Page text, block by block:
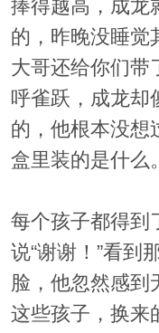
捧得越高，成龙
的，昨晚没睡觉
大哥还给你们带
呼雀跃，成龙却
的，他根本没想
盒里装的是什么。
每个孩子都得到
说“谢谢！”看到
脸，他忽然感到
这些孩子，换来